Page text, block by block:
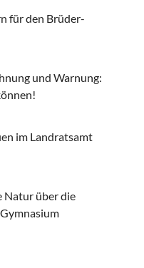
für den Brüder-
und Warnung:
im Landratsamt
Natur über die